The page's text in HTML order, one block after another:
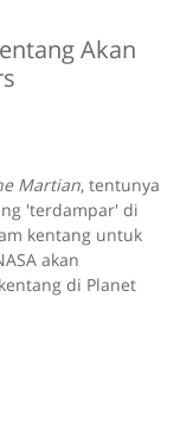
Akan
Martian, tentunya
'terdampar' di
kentang untuk
akan
di Planet